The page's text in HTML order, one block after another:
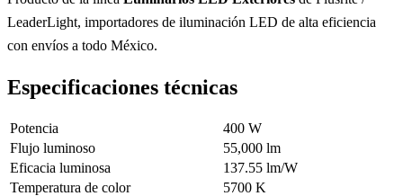
LeaderLight, importadores de iluminación LED de alta eficiencia
con envíos a todo México.
Especificaciones técnicas
Potencia
400 W
Flujo luminoso
55,000 lm
Eficacia luminosa
137.55 lm/W
Temperatura de color
5700 K